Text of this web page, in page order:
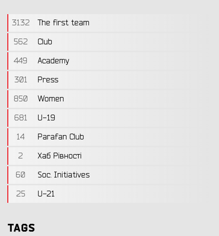
3132
The first team
562
Club
449
Academy
301
Press
850
Women
681
U-19
14
Parafan Club
2
Хаб Рівності
60
Soc. Initiatives
25
U-21
TAGS